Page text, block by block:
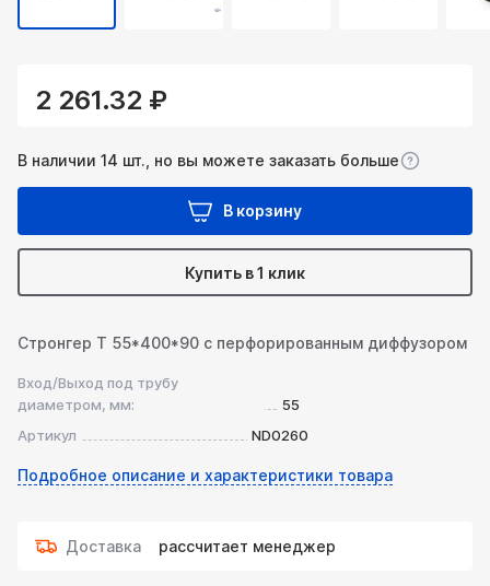
2 261.32 ₽
В наличии 14 шт., но вы можете заказать больше
В корзину
Купить в 1 клик
Стронгер Т 55*400*90 с перфорированным диффузором
Вход/Выход под трубу
диаметром, мм:
55
Артикул
ND0260
Подробное описание и характеристики товара
Доставка рассчитает менеджер